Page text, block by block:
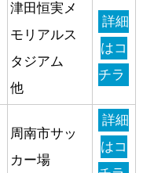
津田恒実メ
モリアルス
タジアム
他
詳細
はコ
チラ
周南市サッ
カー場
詳細
はコ